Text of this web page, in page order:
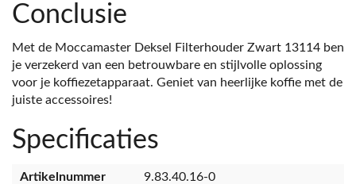
Conclusie
Met de Moccamaster Deksel Filterhouder Zwart 13114 ben
je verzekerd van een betrouwbare en stijlvolle oplossing
voor je koffiezetapparaat. Geniet van heerlijke koffie met de
juiste accessoires!
Specificaties
Artikelnummer
9.83.40.16-0